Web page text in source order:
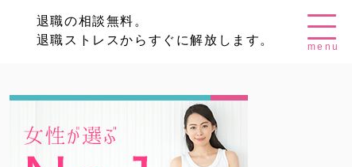
退職の相談無料。
退職ストレスからすぐに解放します。
menu